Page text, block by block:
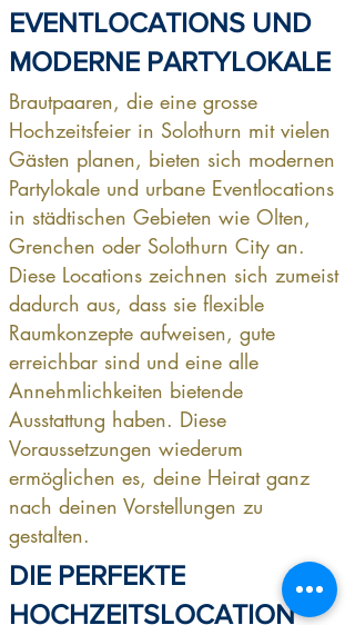
EVENTLOCATIONS UND
MODERNE PARTYLOKALE
Brautpaaren, die eine grosse
Hochzeitsfeier in Solothurn mit vielen
Gästen planen, bieten sich modernen
Partylokale und urbane Eventlocations
in städtischen Gebieten wie Olten,
Grenchen oder Solothurn City an.
Diese Locations zeichnen sich zumeist
dadurch aus, dass sie flexible
Raumkonzepte aufweisen, gute
erreichbar sind und eine alle
Annehmlichkeiten bietende
Ausstattung haben. Diese
Voraussetzungen wiederum
ermöglichen es, deine Heirat ganz
nach deinen Vorstellungen zu
gestalten.
DIE PERFEKTE
HOCHZEITSLOCATION